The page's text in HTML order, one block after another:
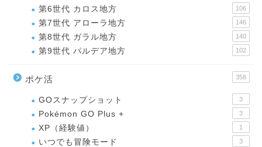
第6世代 カロス地方 106
第7世代 アローラ地方 146
第8世代 ガラル地方 140
第9世代 パルデア地方 102
ポケ活 358
GOスナップショット 3
Pokémon GO Plus + 3
XP（経験値） 1
いつでも冒険モード 3